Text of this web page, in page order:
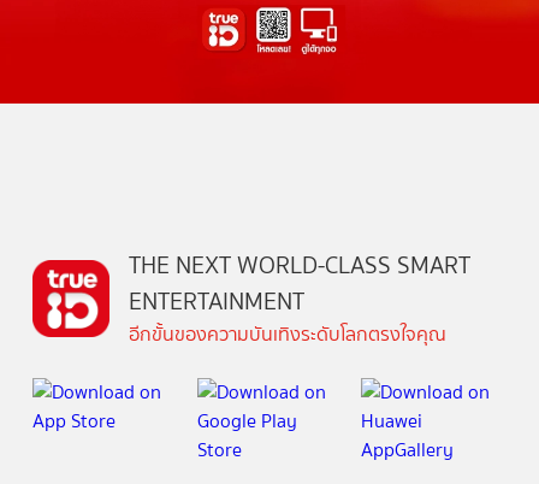
THE NEXT WORLD-CLASS SMART
ENTERTAINMENT
อีกขั้นของความบันเทิงระดับโลกตรงใจคุณ